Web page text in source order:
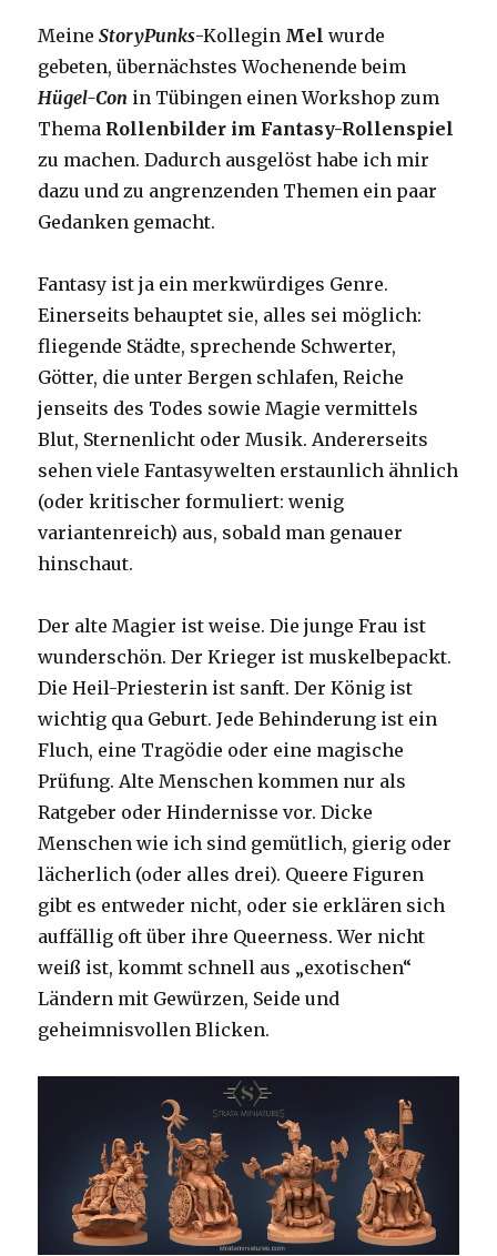
Meine StoryPunks-Kollegin Melwurde
gebeten, übernächstes Wochenende beim
Hügel-Con in Tübingen einen Workshop zum
Thema Rollenbilder im Fantasy-Rollenspiel
zu machen. Dadurch ausgelöst habe ich mir
dazu und zu angrenzenden Themen ein paar
Gedanken gemacht.
Fantasy ist ja ein merkwürdiges Genre.
Einerseits behauptet sie, alles sei möglich:
fliegende Städte, sprechende Schwerter,
Götter, die unter Bergen schlafen, Reiche
jenseits des Todes sowie Magie vermittels
Blut, Sternenlicht oder Musik. Andererseits
sehen viele Fantasywelten erstaunlich ähnlich
(oder kritischer formuliert: wenig
variantenreich) aus, sobald man genauer
hinschaut.
Der alte Magier ist weise. Die junge Frau ist
wunderschön. Der Krieger ist muskelbepackt.
Die Heil-Priesterin ist sanft. Der König ist
wichtig qua Geburt. Jede Behinderung ist ein
Fluch, eine Tragödie oder eine magische
Prüfung. Alte Menschen kommen nur als
Ratgeber oder Hindernisse vor. Dicke
Menschen wie ich sind gemütlich, gierig oder
lächerlich (oder alles drei). Queere Figuren
gibt es entweder nicht, oder sie erklären sich
auffällig oft über ihre Queerness. Wer nicht
weiß ist, kommt schnell aus „exotischen“
Ländern mit Gewürzen, Seide und
geheimnisvollen Blicken.